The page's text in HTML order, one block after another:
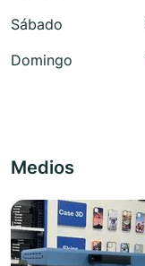
Sábado
Domingo
Medios